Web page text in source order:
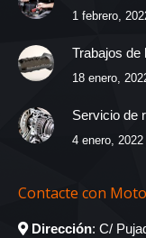
1 febrero,
Trabajos de
18 enero,
Servicio de
4 enero, 2022
Contacte con
Dirección: C/